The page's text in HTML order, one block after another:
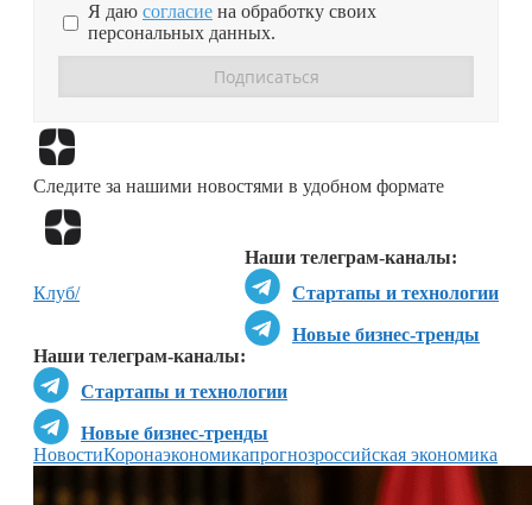
Я даю согласие на обработку своих
персональных данных.
Следите за нашими новостями в удобном формате
Наши телеграм-каналы:
Стартапы и технологии
Новые бизнес-тренды
Наши телеграм-каналы:
Стартапы и технологии
Новые бизнес-тренды
Клуб/
НовостиКоронаэкономикапрогнозроссийская экономика